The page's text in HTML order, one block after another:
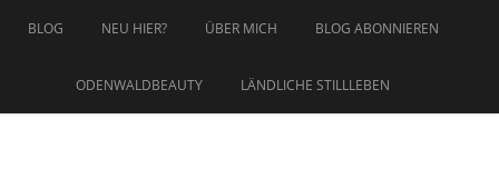
InhaltBLOG NEU HIER? ÜBER MICH BLOG ABONNIEREN
ODENWALDBEAUTY LÄNDLICHE STILLLEBEN